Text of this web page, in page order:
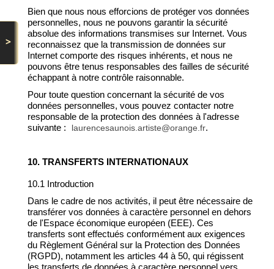
>
Bien que nous nous efforcions de protéger vos données
personnelles, nous ne pouvons garantir la sécurité
absolue des informations transmises sur Internet. Vous
reconnaissez que la transmission de données sur
Internet comporte des risques inhérents, et nous ne
pouvons être tenus responsables des failles de sécurité
échappant à notre contrôle raisonnable.
Pour toute question concernant la sécurité de vos
données personnelles, vous pouvez contacter notre
responsable de la protection des données à l'adresse
suivante :
laurencesaunois.artiste@orange.fr.
10. TRANSFERTS INTERNATIONAUX
10.1 Introduction
Dans le cadre de nos activités, il peut être nécessaire de
transférer vos données à caractère personnel en dehors
de l'Espace économique européen (EEE). Ces
transferts sont effectués conformément aux exigences
du Règlement Général sur la Protection des Données
(RGPD), notamment les articles 44 à 50, qui régissent
les transferts de données à caractère personnel vers